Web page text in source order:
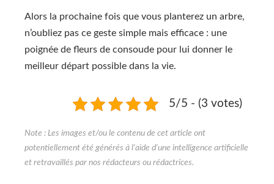
Alors la prochaine fois que vous planterez un arbre,
n’oubliez pas ce geste simple mais efficace : une
poignée de fleurs de consoude pour lui donner le
meilleur départ possible dans la vie.
5/5 - (3 votes)